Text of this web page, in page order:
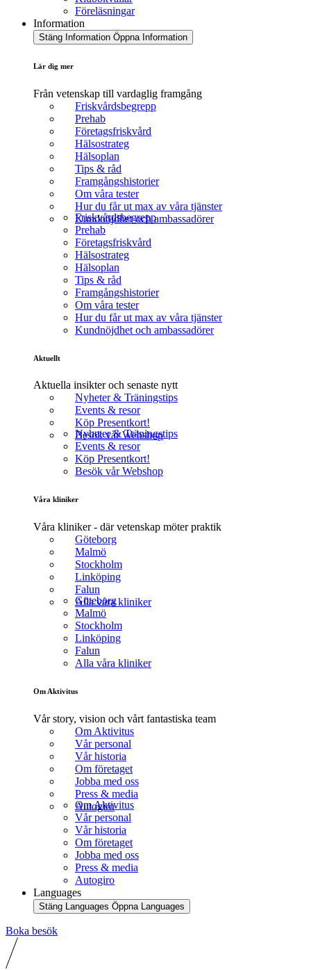
Föreläsningar
Information
Stäng Information Öppna Information
Lär dig mer
Från vetenskap till vardaglig framgång
Friskvårdsbegrepp
Prehab
Företagsfriskvård
Hälsostrateg
Hälsoplan
Tips & råd
Framgångshistorier
Om våra tester
Hur du får ut max av våra tjänster
Kundnöjdhet och ambassadörer
Friskvårdsbegrepp
Prehab
Företagsfriskvård
Hälsostrateg
Hälsoplan
Tips & råd
Framgångshistorier
Om våra tester
Hur du får ut max av våra tjänster
Kundnöjdhet och ambassadörer
Aktuellt
Aktuella insikter och senaste nytt
Nyheter & Träningstips
Events & resor
Köp Presentkort!
Besök vår Webshop
Nyheter & Träningstips
Events & resor
Köp Presentkort!
Besök vår Webshop
Våra kliniker
Våra kliniker - där vetenskap möter praktik
Göteborg
Malmö
Stockholm
Linköping
Falun
Alla våra kliniker
Göteborg
Malmö
Stockholm
Linköping
Falun
Alla våra kliniker
Om Aktivitus
Vår story, vision och vårt fantastiska team
Om Aktivitus
Vår personal
Vår historia
Om företaget
Jobba med oss
Press & media
Autogiro
Om Aktivitus
Vår personal
Vår historia
Om företaget
Jobba med oss
Press & media
Autogiro
Languages
Stäng Languages Öppna Languages
Boka besök